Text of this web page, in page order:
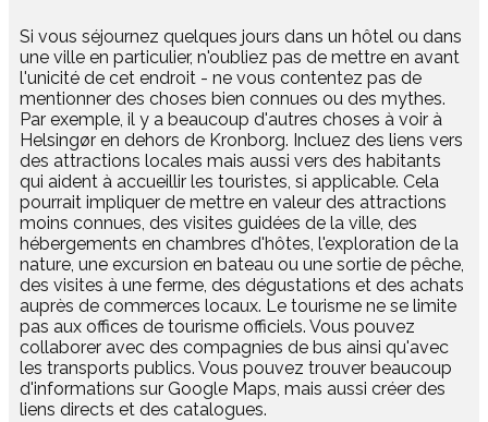
​Si vous séjournez quelques jours dans un hôtel ou dans
une ville en particulier, n'oubliez pas de mettre en avant
l'unicité de cet endroit - ne vous contentez pas de
mentionner des choses bien connues ou des mythes.
Par exemple, il y a beaucoup d'autres choses à voir à
Helsingør en dehors de Kronborg. Incluez des liens vers
des attractions locales mais aussi vers des habitants
qui aident à accueillir les touristes, si applicable. Cela
pourrait impliquer de mettre en valeur des attractions
moins connues, des visites guidées de la ville, des
hébergements en chambres d'hôtes, l'exploration de la
nature, une excursion en bateau ou une sortie de pêche,
des visites à une ferme, des dégustations et des achats
auprès de commerces locaux. Le tourisme ne se limite
pas aux offices de tourisme officiels. Vous pouvez
collaborer avec des compagnies de bus ainsi qu'avec
les transports publics. Vous pouvez trouver beaucoup
d'informations sur Google Maps, mais aussi créer des
liens directs et des catalogues.